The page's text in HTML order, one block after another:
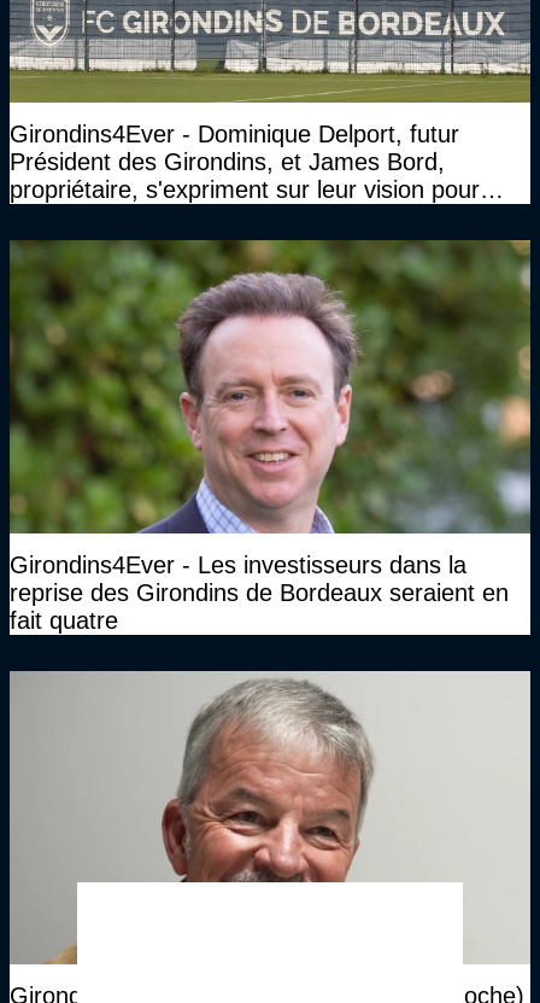
Girondins4Ever - Dominique Delport, futur
Président des Girondins, et James Bord,
propriétaire, s'expriment sur leur vision pour
Girondins4Ever - Les investisseurs dans la
reprise des Girondins de Bordeaux seraient en
fait quatre
Girondins4Ever - Christophe Chabot (La Roche)